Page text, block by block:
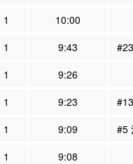
1
10:00
1
9:43
1
9:26
1
9:23
1
9:09
#5
1
9:08